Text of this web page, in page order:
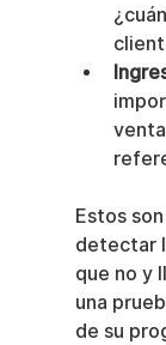
Estos
detectar
que no y
una
de su